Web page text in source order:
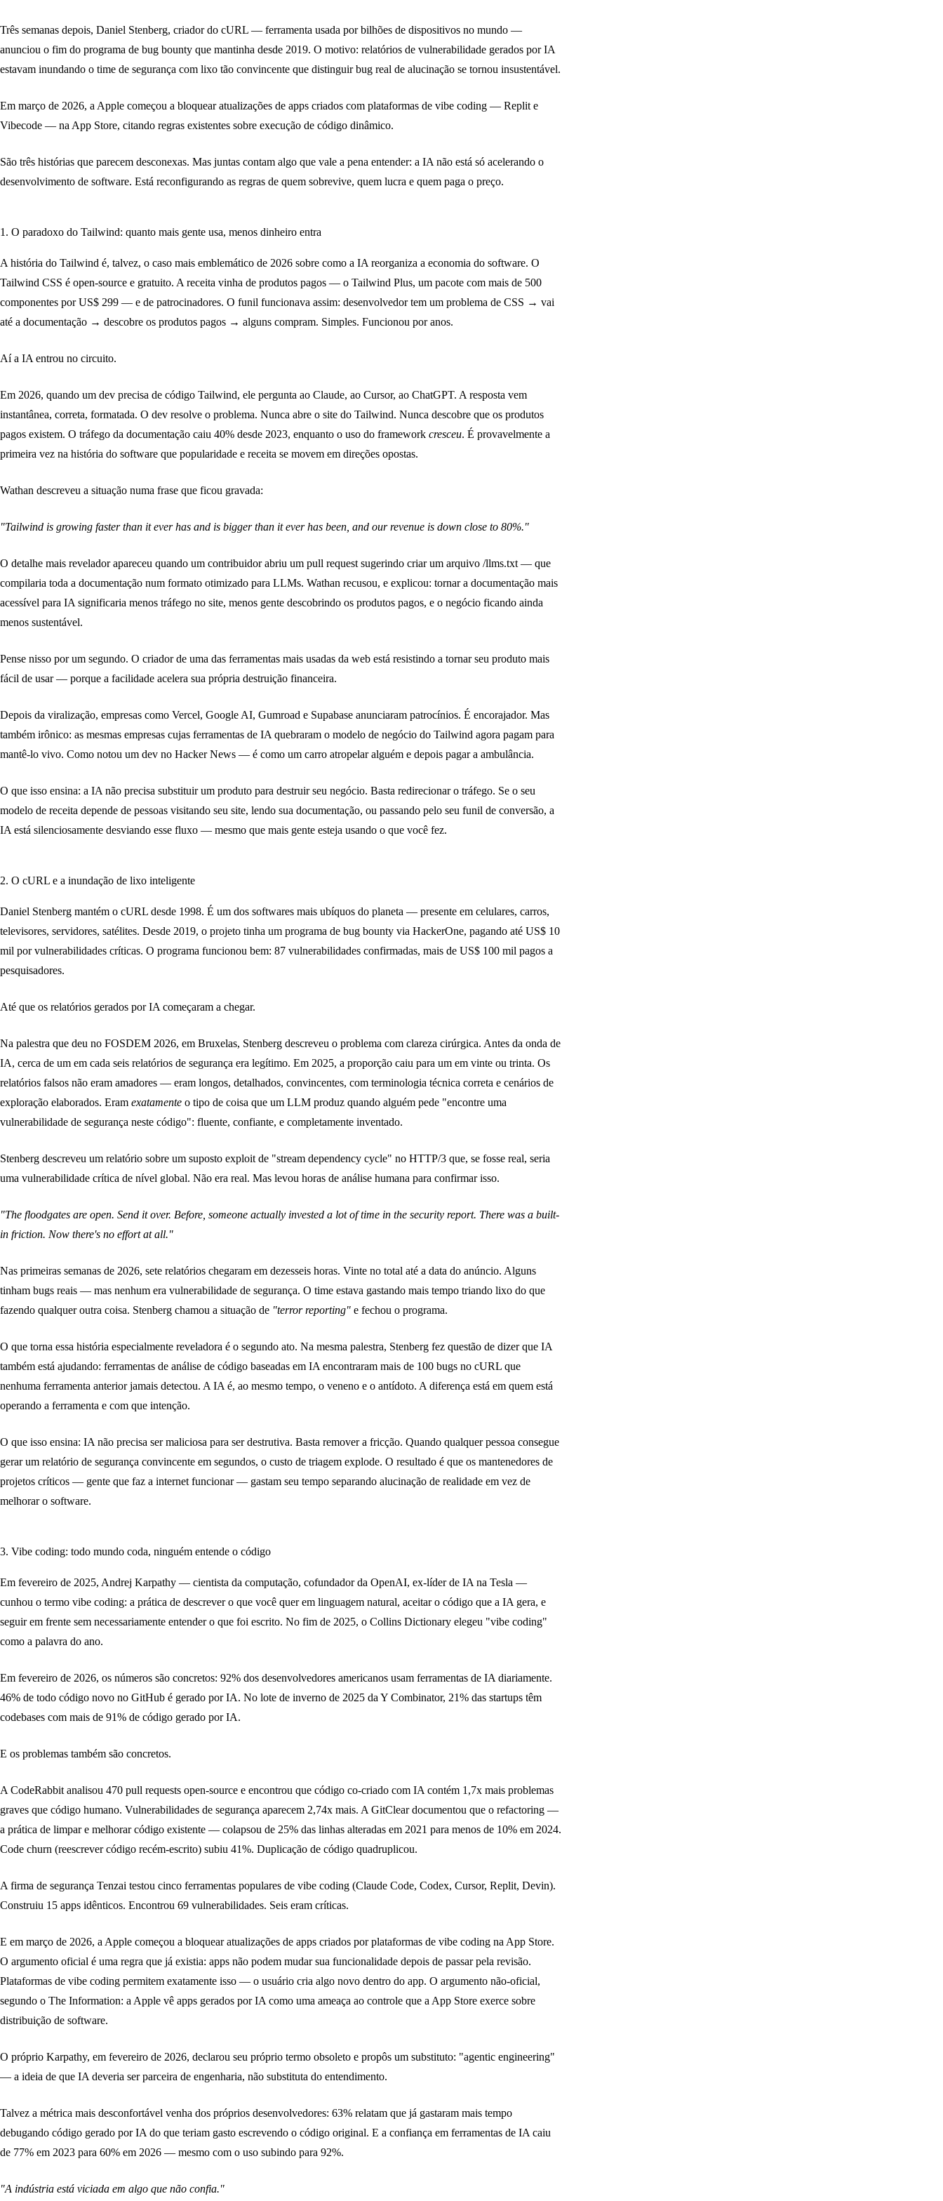
Três semanas depois, Daniel Stenberg, criador do cURL — ferramenta usada por bilhões de dispositivos no mundo —
anunciou o fim do programa de bug bounty que mantinha desde 2019. O motivo: relatórios de vulnerabilidade gerados por IA
estavam inundando o time de segurança com lixo tão convincente que distinguir bug real de alucinação se tornou insustentável.
Em março de 2026, a Apple começou a bloquear atualizações de apps criados com plataformas de vibe coding — Replit e
Vibecode — na App Store, citando regras existentes sobre execução de código dinâmico.
São três histórias que parecem desconexas. Mas juntas contam algo que vale a pena entender: a IA não está só acelerando o
desenvolvimento de software. Está reconfigurando as regras de quem sobrevive, quem lucra e quem paga o preço.
1. O paradoxo do Tailwind: quanto mais gente usa, menos dinheiro entra
A história do Tailwind é, talvez, o caso mais emblemático de 2026 sobre como a IA reorganiza a economia do software. O
Tailwind CSS é open-source e gratuito. A receita vinha de produtos pagos — o Tailwind Plus, um pacote com mais de 500
componentes por US$ 299 — e de patrocinadores. O funil funcionava assim: desenvolvedor tem um problema de CSS → vai
até a documentação → descobre os produtos pagos → alguns compram. Simples. Funcionou por anos.
Aí a IA entrou no circuito.
Em 2026, quando um dev precisa de código Tailwind, ele pergunta ao Claude, ao Cursor, ao ChatGPT. A resposta vem
instantânea, correta, formatada. O dev resolve o problema. Nunca abre o site do Tailwind. Nunca descobre que os produtos
pagos existem. O tráfego da documentação caiu 40% desde 2023, enquanto o uso do framework cresceu. É provavelmente a
primeira vez na história do software que popularidade e receita se movem em direções opostas.
Wathan descreveu a situação numa frase que ficou gravada:
"Tailwind is growing faster than it ever has and is bigger than it ever has been, and our revenue is down close to 80%."
O detalhe mais revelador apareceu quando um contribuidor abriu um pull request sugerindo criar um arquivo /llms.txt — que
compilaria toda a documentação num formato otimizado para LLMs. Wathan recusou, e explicou: tornar a documentação mais
acessível para IA significaria menos tráfego no site, menos gente descobrindo os produtos pagos, e o negócio ficando ainda
menos sustentável.
Pense nisso por um segundo. O criador de uma das ferramentas mais usadas da web está resistindo a tornar seu produto mais
fácil de usar — porque a facilidade acelera sua própria destruição financeira.
Depois da viralização, empresas como Vercel, Google AI, Gumroad e Supabase anunciaram patrocínios. É encorajador. Mas
também irônico: as mesmas empresas cujas ferramentas de IA quebraram o modelo de negócio do Tailwind agora pagam para
mantê-lo vivo. Como notou um dev no Hacker News — é como um carro atropelar alguém e depois pagar a ambulância.
O que isso ensina: a IA não precisa substituir um produto para destruir seu negócio. Basta redirecionar o tráfego. Se o seu
modelo de receita depende de pessoas visitando seu site, lendo sua documentação, ou passando pelo seu funil de conversão, a
IA está silenciosamente desviando esse fluxo — mesmo que mais gente esteja usando o que você fez.
2. O cURL e a inundação de lixo inteligente
Daniel Stenberg mantém o cURL desde 1998. É um dos softwares mais ubíquos do planeta — presente em celulares, carros,
televisores, servidores, satélites. Desde 2019, o projeto tinha um programa de bug bounty via HackerOne, pagando até US$ 10
mil por vulnerabilidades críticas. O programa funcionou bem: 87 vulnerabilidades confirmadas, mais de US$ 100 mil pagos a
pesquisadores.
Até que os relatórios gerados por IA começaram a chegar.
Na palestra que deu no FOSDEM 2026, em Bruxelas, Stenberg descreveu o problema com clareza cirúrgica. Antes da onda de
IA, cerca de um em cada seis relatórios de segurança era legítimo. Em 2025, a proporção caiu para um em vinte ou trinta. Os
relatórios falsos não eram amadores — eram longos, detalhados, convincentes, com terminologia técnica correta e cenários de
exploração elaborados. Eram exatamente o tipo de coisa que um LLM produz quando alguém pede "encontre uma
vulnerabilidade de segurança neste código": fluente, confiante, e completamente inventado.
Stenberg descreveu um relatório sobre um suposto exploit de "stream dependency cycle" no HTTP/3 que, se fosse real, seria
uma vulnerabilidade crítica de nível global. Não era real. Mas levou horas de análise humana para confirmar isso.
"The floodgates are open. Send it over. Before, someone actually invested a lot of time in the security report. There was a built-
in friction. Now there's no effort at all."
Nas primeiras semanas de 2026, sete relatórios chegaram em dezesseis horas. Vinte no total até a data do anúncio. Alguns
tinham bugs reais — mas nenhum era vulnerabilidade de segurança. O time estava gastando mais tempo triando lixo do que
fazendo qualquer outra coisa. Stenberg chamou a situação de "terror reporting" e fechou o programa.
O que torna essa história especialmente reveladora é o segundo ato. Na mesma palestra, Stenberg fez questão de dizer que IA
também está ajudando: ferramentas de análise de código baseadas em IA encontraram mais de 100 bugs no cURL que
nenhuma ferramenta anterior jamais detectou. A IA é, ao mesmo tempo, o veneno e o antídoto. A diferença está em quem está
operando a ferramenta e com que intenção.
O que isso ensina: IA não precisa ser maliciosa para ser destrutiva. Basta remover a fricção. Quando qualquer pessoa consegue
gerar um relatório de segurança convincente em segundos, o custo de triagem explode. O resultado é que os mantenedores de
projetos críticos — gente que faz a internet funcionar — gastam seu tempo separando alucinação de realidade em vez de
melhorar o software.
3. Vibe coding: todo mundo coda, ninguém entende o código
Em fevereiro de 2025, Andrej Karpathy — cientista da computação, cofundador da OpenAI, ex-líder de IA na Tesla —
cunhou o termo vibe coding: a prática de descrever o que você quer em linguagem natural, aceitar o código que a IA gera, e
seguir em frente sem necessariamente entender o que foi escrito. No fim de 2025, o Collins Dictionary elegeu "vibe coding"
como a palavra do ano.
Em fevereiro de 2026, os números são concretos: 92% dos desenvolvedores americanos usam ferramentas de IA diariamente.
46% de todo código novo no GitHub é gerado por IA. No lote de inverno de 2025 da Y Combinator, 21% das startups têm
codebases com mais de 91% de código gerado por IA.
E os problemas também são concretos.
A CodeRabbit analisou 470 pull requests open-source e encontrou que código co-criado com IA contém 1,7x mais problemas
graves que código humano. Vulnerabilidades de segurança aparecem 2,74x mais. A GitClear documentou que o refactoring —
a prática de limpar e melhorar código existente — colapsou de 25% das linhas alteradas em 2021 para menos de 10% em 2024.
Code churn (reescrever código recém-escrito) subiu 41%. Duplicação de código quadruplicou.
A firma de segurança Tenzai testou cinco ferramentas populares de vibe coding (Claude Code, Codex, Cursor, Replit, Devin).
Construiu 15 apps idênticos. Encontrou 69 vulnerabilidades. Seis eram críticas.
E em março de 2026, a Apple começou a bloquear atualizações de apps criados por plataformas de vibe coding na App Store.
O argumento oficial é uma regra que já existia: apps não podem mudar sua funcionalidade depois de passar pela revisão.
Plataformas de vibe coding permitem exatamente isso — o usuário cria algo novo dentro do app. O argumento não-oficial,
segundo o The Information: a Apple vê apps gerados por IA como uma ameaça ao controle que a App Store exerce sobre
distribuição de software.
O próprio Karpathy, em fevereiro de 2026, declarou seu próprio termo obsoleto e propôs um substituto: "agentic engineering"
— a ideia de que IA deveria ser parceira de engenharia, não substituta do entendimento.
Talvez a métrica mais desconfortável venha dos próprios desenvolvedores: 63% relatam que já gastaram mais tempo
debugando código gerado por IA do que teriam gasto escrevendo o código original. E a confiança em ferramentas de IA caiu
de 77% em 2023 para 60% em 2026 — mesmo com o uso subindo para 92%.
"A indústria está viciada em algo que não confia."